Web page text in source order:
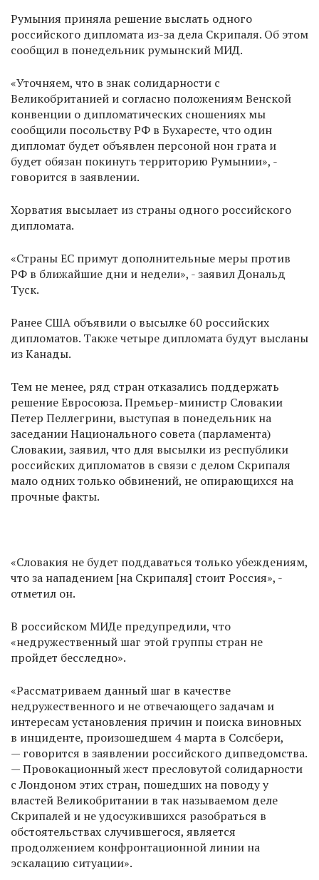
Румыния приняла решение выслать одного
российского дипломата из-за дела Скрипаля. Об этом
сообщил в понедельник румынский МИД.
«Уточняем, что в знак солидарности с
Великобританией и согласно положениям Венской
конвенции о дипломатических сношениях мы
сообщили посольству РФ в Бухаресте, что один
дипломат будет объявлен персоной нон грата и
будет обязан покинуть территорию Румынии», -
говорится в заявлении.
Хорватия высылает из страны одного российского
дипломата.
«Страны ЕС примут дополнительные меры против
РФ в ближайшие дни и недели», - заявил Дональд
Туск.
Ранее США объявили о высылке 60 российских
дипломатов. Также четыре дипломата будут высланы
из Канады.
Тем не менее, ряд стран отказались поддержать
решение Евросоюза. Премьер-министр Словакии
Петер Пеллегрини, выступая в понедельник на
заседании Национального совета (парламента)
Словакии, заявил, что для высылки из республики
российских дипломатов в связи с делом Скрипаля
мало одних только обвинений, не опирающихся на
прочные факты.
«Словакия не будет поддаваться только убеждениям,
что за нападением [на Скрипаля] стоит Россия», -
отметил он.
В российском МИДе предупредили, что
«недружественный шаг этой группы стран не
пройдет бесследно».
«Рассматриваем данный шаг в качестве
недружественного и не отвечающего задачам и
интересам установления причин и поиска виновных
в инциденте, произошедшем 4 марта в Солсбери,
— говорится в заявлении российского дипведомства.
— Провокационный жест пресловутой солидарности
с Лондоном этих стран, пошедших на поводу у
властей Великобритании в так называемом деле
Скрипалей и не удосужившихся разобраться в
обстоятельствах случившегося, является
продолжением конфронтационной линии на
эскалацию ситуации».